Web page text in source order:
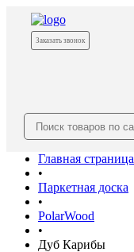
Заказать звонок
Главная страница
•
Паркетная доска
•
PolarWood
•
Дуб Карибы